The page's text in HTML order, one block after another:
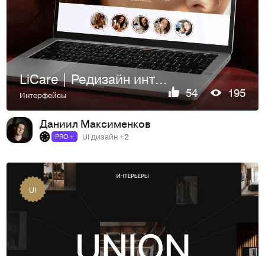
LiCare | Редизайн интернет-магазина
Интерфейсы 54 195
Даниил Максименков
PRO + UI дизайн +2
UI